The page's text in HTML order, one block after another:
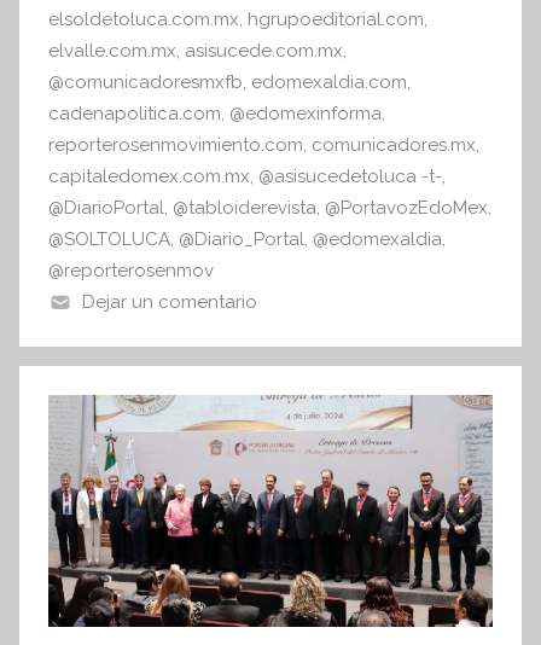
a
elsoldetoluca.com.mx hgrupoeditorial.com
elvalle.com.mx asisucede.com.mx
@comunicadoresmxfb edomexaldia.com
cadenapolitica.com @edomexinforma
reporterosenmovimiento.com comunicadores.mx
capitaledomex.com.mx @asisucedetoluca -t-
@DiarioPortal @tabloiderevista @PortavozEdoMex
@SOLTOLUCA @Diario_Portal @edomexaldia
@reporterosenmov
Dejar un comentario